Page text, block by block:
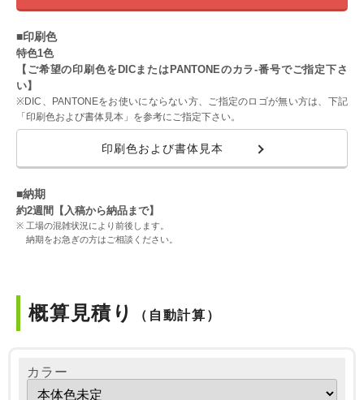
■印刷色
特色1色
【ご希望の印刷色をDICまたはPANTONEのカラ-番号でご指定下さ
い】
※DIC、PANTONEをお使いにならない方、ご指定のロゴが無い方は、下記
「印刷色および書体見本」を参考にご指定下さい。
印刷色および書体見本
■納期
約2週間【入稿から納品まで】
工場の混雑状況により前後します。
納期をお急ぎの方はご相談ください。
概算見積り （自動計算）
カラー